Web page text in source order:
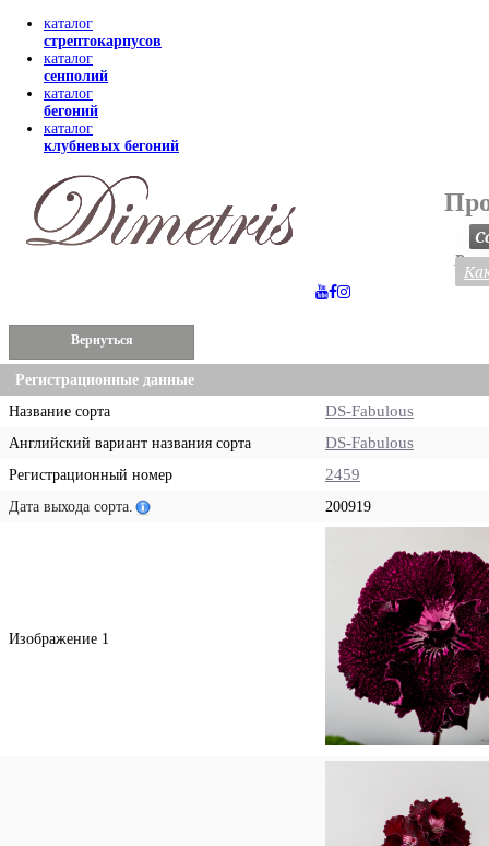
каталог
стрептокарпусов
каталог
сенполий
каталог
бегоний
каталог
клубневых бегоний
Вернуться
Регистрационные данные
Название сорта
DS-Fabulous
Английский вариант названия сорта DS-Fabulous
Регистрационный номер 2459
Дата выхода сорта. 200919
Изображение 1